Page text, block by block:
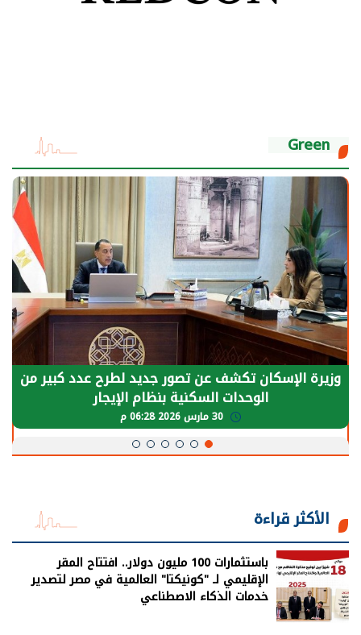
Green
الرئيس السيسي: توقف الأنشطة في قطاع الطاقة
يحتاج إلى سنوات لعودة معدلات الإنتاج الطبيعية
الأكثر قراءة
باستثمارات 100 مليون دولار.. افتتاح المقر
الإقليمي لـ "كونيكتا" العالمية في مصر لتصدير
خدمات الذكاء الاصطناعي